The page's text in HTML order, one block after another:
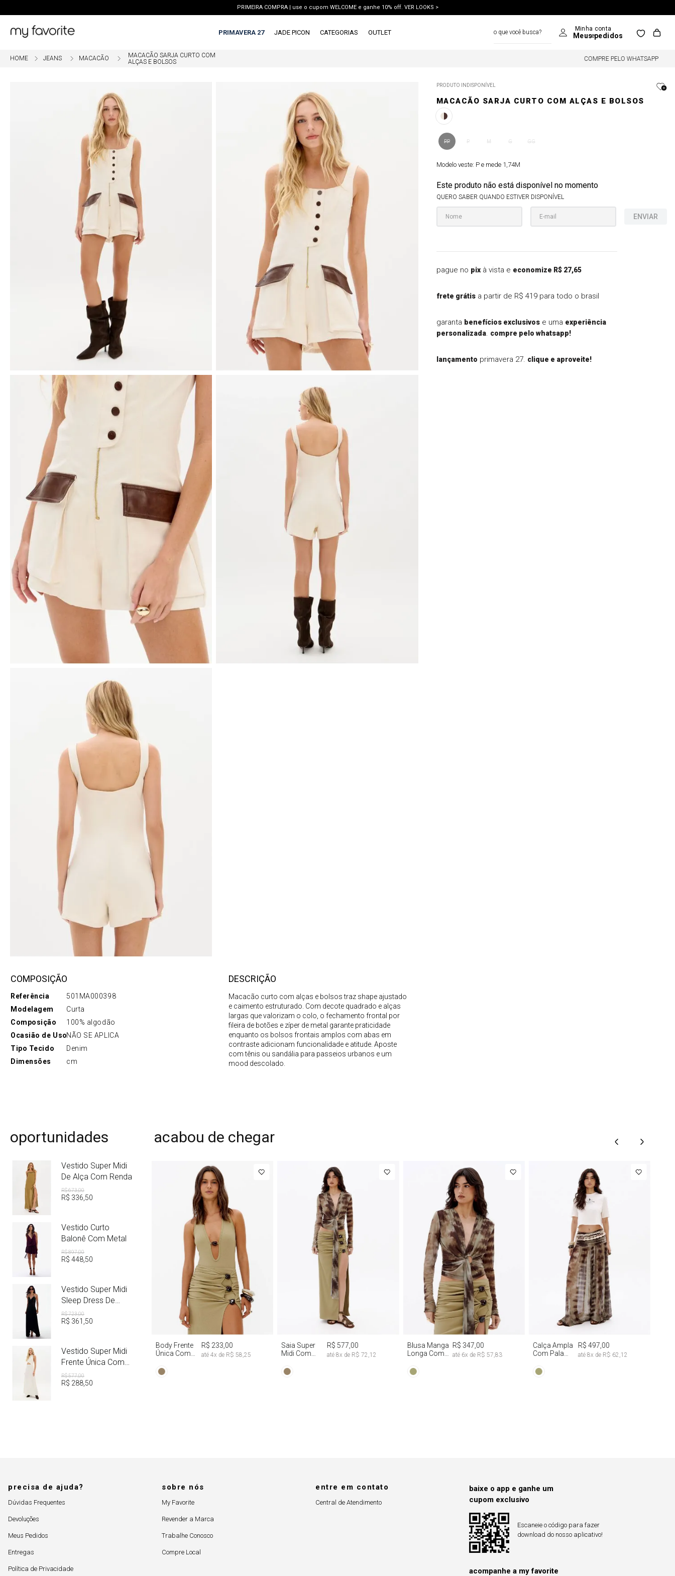
PRIMEIRA COMPRA | use o cupom WELCOME e ganhe 10% off. VER LOOKS >
PRIMAVERA 27 JADE PICON CATEGORIAS OUTLET
JEANS MACACÃO
MACACÃO SARJA CURTO COM
ALÇAS E BOLSOS
5% OFF EM COMPRAS COM PIX COMPRE PELO WHATSAPP
COMPOSIÇÃO
Referência
501MA000398
Modelagem
Curta
Composição
100% algodão
Ocasião de UsoNÃO SE APLICA
Tipo Tecido
Denim
Dimensões
cm
DESCRIÇÃO
Macacão curto com alças e bolsos traz shape ajustado
e caimento estruturado. Com decote quadrado e alças
largas que valorizam o colo, o fechamento frontal por
fileira de botões e zíper de metal garante praticidade
enquanto os bolsos frontais amplos com abas em
contraste adicionam funcionalidade e atitude. Aposte
com tênis ou sandália para passeios urbanos e um
mood descolado.
PRODUTO INDISPONÍVEL
MACACÃO SARJA CURTO COM ALÇAS E BOLSOS
PP P M G GG
Modelo veste: P e mede 1,74M
Este produto não está disponível no momento
QUERO SABER QUANDO ESTIVER DISPONÍVEL
ENVIAR
pague no pixà vista e economize R$ 27,65
frete grátisa partir de R$ 419 para todo o brasil
garanta benefícios exclusivose uma experiência
personalizada. compre pelo whatsapp!
lançamento primavera 27. clique e aproveite!
oportunidades
Vestido Super Midi
De Alça Com Renda
R$673,00
R$ 336 50
Vestido Curto
Balonê Com Metal
R$897,00
R$ 448, 50
Vestido Super Midi
Sleep Dress De
Cetim Com Metal
R$723,00
R$ 361 50
Vestido Super Midi
Frente Única Com
Linho
R$577,00
R$ 288, 50
acabou de chegar
Body Frente
Única Com
R$ 233,00
até 4x de R$ 58,25
M
Saia Super
Midi Com
Lateral
R$ 577,00
até 8x de R$ 72,12
PP M G
Blusa Manga
Longa Com
Dye
R$ 347,00
até 6x de R$ 57,83
M G
Calça Ampla
Com Pala
Dye
R$ 497,00
até8x deR$ 62,12
precisa de ajuda?
Dúvidas Frequentes
Devoluções
Meus Pedidos
Entregas
Política de Privacidade
sobre nós
My Favorite
Revender a Marca
Trabalhe Conosco
Compre Local
entre em contato
Central de Atendimento
baixe o app e ganhe um
cupom exclusivo
Escaneie o código para fazer
download do nosso aplicativo!
acompanhe a my favorite
blusa
calca jeans
calca
saia
º
conjunto
º
short
blazer
jaqueta
10